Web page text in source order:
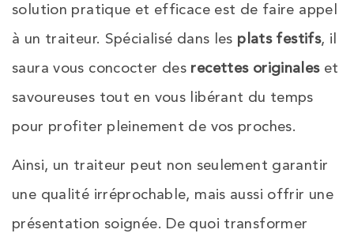
solution pratique et efficace est de faire appel
à un traiteur. Spécialisé dans les plats festifs, il
saura vous concocter des recettes originaleset
savoureuses tout en vous libérant du temps
pour profiter pleinement de vos proches.
Ainsi, un traiteur peut non seulement garantir
une qualité irréprochable, mais aussi offrir une
présentation soignée. De quoi transformer